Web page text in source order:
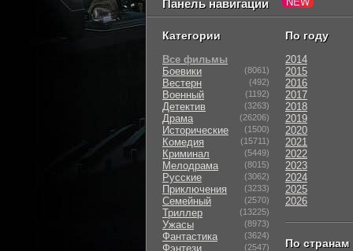
Панель навигации
Категории
Все фильмы
Боевики
(8061)
Вестерн (492)
Военный (1192)
Детектив (3263)
Драма (26206)
Исторические (1500)
Комедия (15711)
Криминал (5449)
Мелодрама (8015)
Русские (3062)
Приключения (3233)
Семейный (2570)
Триллер (13225)
Ужасы (8973)
Фантастика (3624)
Фэнтези (2547)
По году
2014
2015
2016
2017
2018
2019
2020
2021
2022
2023
2024
2025
2026
По странам